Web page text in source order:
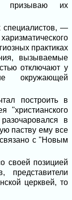
призываю их
специалистов, —
практиках
вызываемые
отключают у
окружающей
построить в
"христианского
в
паству ему все
с "Новым
своей позицией
представители
церквей, то